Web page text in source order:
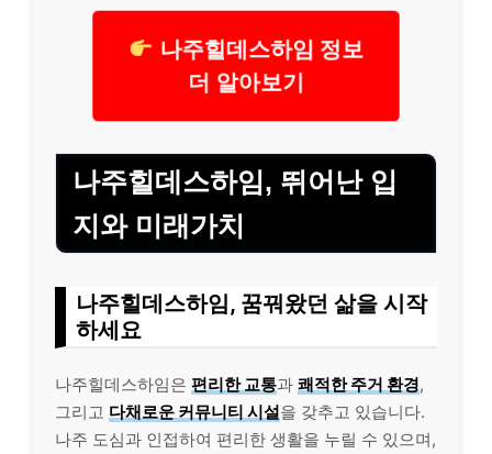
나주힐데스하임 정보
더 알아보기
나주힐데스하임, 뛰어난 입
지와 미래가치
나주힐데스하임, 꿈꿔왔던 삶을 시작
하세요
나주힐데스하임은 편리한 교통과 쾌적한 주거 환경,
그리고 다채로운 커뮤니티 시설을 갖추고 있습니다.
나주 도심과 인접하여 편리한 생활을 누릴 수 있으며,